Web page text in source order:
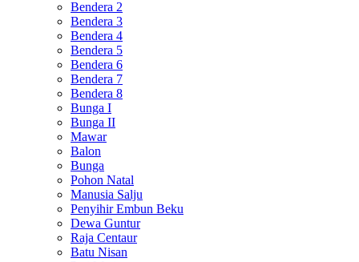
Bendera 2
Bendera 3
Bendera 4
Bendera 5
Bendera 6
Bendera 7
Bendera 8
Bunga I
Bunga II
Mawar
Balon
Bunga
Pohon Natal
Manusia Salju
Penyihir Embun Beku
Dewa Guntur
Raja Centaur
Batu Nisan